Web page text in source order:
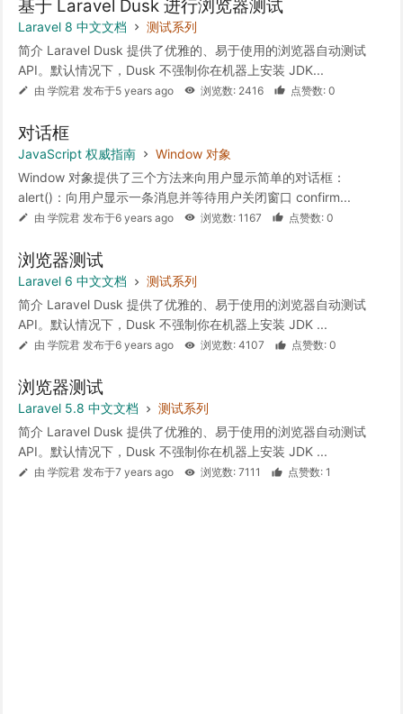
基于 Laravel Dusk 进行浏览器测试
Laravel 8 中文文档
测试系列
简介 Laravel Dusk 提供了优雅的、易于使用的浏览器自动测试
API。默认情况下，Dusk 不强制你在机器上安装 JDK...
由 学院君 发布于5 years ago 浏览数: 2416 点赞数: 0
对话框
JavaScript 权威指南
Window 对象
Window 对象提供了三个方法来向用户显示简单的对话框：
alert()：向用户显示一条消息并等待用户关闭窗口 confirm...
由 学院君 发布于6 years ago 浏览数: 1167 点赞数: 0
浏览器测试
Laravel 6 中文文档
测试系列
简介 Laravel Dusk 提供了优雅的、易于使用的浏览器自动测试
API。默认情况下，Dusk 不强制你在机器上安装 JDK ...
由 学院君 发布于6 years ago 浏览数: 4107 点赞数: 0
浏览器测试
Laravel 5.8 中文文档
测试系列
简介 Laravel Dusk 提供了优雅的、易于使用的浏览器自动测试
API。默认情况下，Dusk 不强制你在机器上安装 JDK ...
由 学院君 发布于7 years ago 浏览数: 7111 点赞数: 1